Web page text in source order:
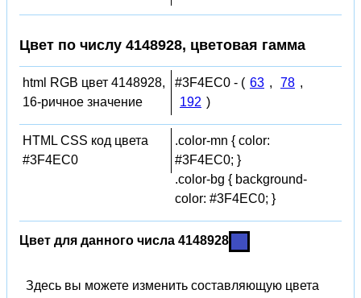
Цвет по числу 4148928, цветовая гамма
html RGB цвет 4148928,
16-ричное значение
#3F4EC0 - ( 63 , 78 ,
192 )
HTML CSS код цвета
#3F4EC0
.color-mn { color:
#3F4EC0; }
.color-bg { background-
color: #3F4EC0; }
Цвет для данного числа 4148928
Здесь вы можете изменить составляющую цвета